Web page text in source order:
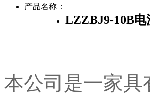
产品名称：
LZZBJ9-10B电
本公司是一家